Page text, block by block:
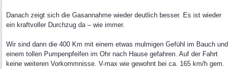
Danach zeigt sich die Gasannahme wieder deutlich besser. Es ist wieder
ein kraftvoller Durchzug da – wie immer.
Wir sind dann die 400 Km mit einem etwas mulmigen Gefühl im Bauch und
einem tollen Pumpenpfeifen im Ohr nach Hause gefahren. Auf der Fahrt
keine weiteren Vorkommnisse. V-max wie gewohnt bei ca. 165 km/h gem.